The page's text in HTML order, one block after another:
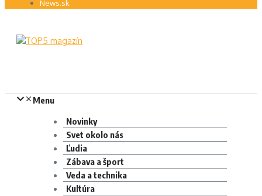
News.sk
Menu
Novinky
Svet okolo nás
Ľudia
Zábava a šport
Veda a technika
Kultúra